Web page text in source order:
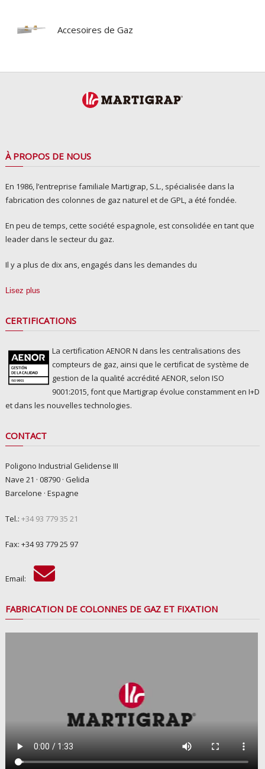
Accesoires de Gaz
À PROPOS DE NOUS
En 1986, l’entreprise familiale Martigrap, S.L., spécialisée dans la
fabrication des colonnes de gaz naturel et de GPL, a été fondée.
En peu de temps, cette société espagnole, est consolidée en tant que
leader dans le secteur du gaz.
Il y a plus de dix ans, engagés dans les demandes du
Lisez plus
CERTIFICATIONS
La certification AENOR N dans les centralisations des
compteurs de gaz, ainsi que le certificat de système de
gestion de la qualité accrédité AENOR, selon ISO
9001:2015, font que Martigrap évolue constamment en I+D
et dans les nouvelles technologies.
CONTACT
Poligono Industrial Gelidense III
Nave 21 · 08790 · Gelida
Barcelone · Espagne
Tel.: +34 93 779 35 21
Fax: +34 93 779 25 97
Email:
FABRICATION DE COLONNES DE GAZ ET FIXATION